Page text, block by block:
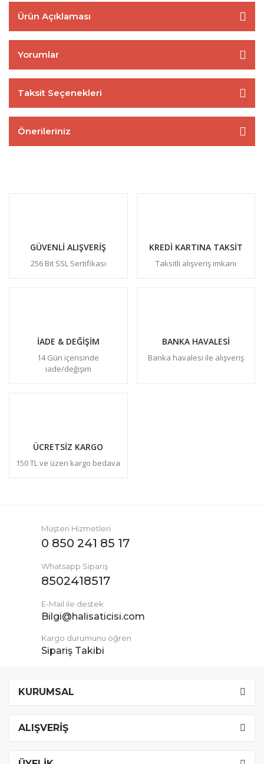
Ürün Açıklaması
Yorumlar
Taksit Seçenekleri
Önerileriniz
GÜVENLİ ALIŞVERİŞ
256 Bit SSL Sertifikası
KREDİ KARTINA TAKSİT
Taksitli alışveriş imkanı
İADE & DEĞİŞİM
14 Gün içerisinde
iade/değişim
BANKA HAVALESİ
Banka havalesi ile alışveriş
ÜCRETSİZ KARGO
150 TL ve üzeri kargo bedava
Müşteri Hizmetleri
0 850 241 85 17
Whatsapp Sipariş
8502418517
E-Mail ile destek
Bilgi@halisaticisi.com
Kargo durumunu öğren
Sipariş Takibi
KURUMSAL
ALIŞVERİŞ